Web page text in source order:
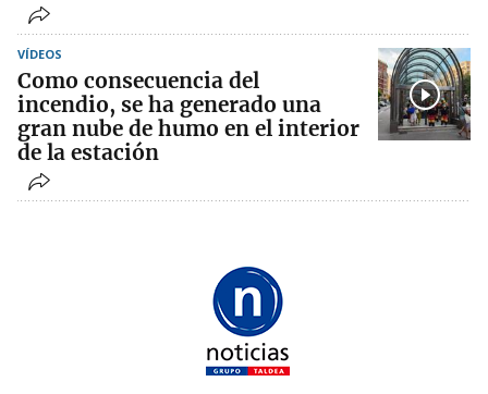
VÍDEOS
Como consecuencia del
incendio, se ha generado una
gran nube de humo en el interior
de la estación